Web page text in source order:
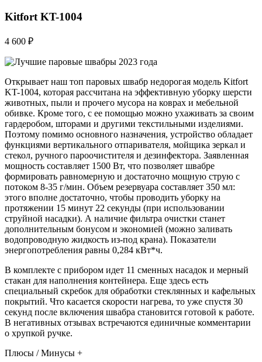
Kitfort KT-1004
4 600 ₽
Открывает наш топ паровых швабр недорогая модель Kitfort
KT-1004, которая рассчитана на эффективную уборку шерсти
животных, пыли и прочего мусора на коврах и мебельной
обивке. Кроме того, с ее помощью можно ухаживать за своим
гардеробом, шторами и другими текстильными изделиями.
Поэтому помимо основного назначения, устройство обладает
функциями вертикального отпаривателя, мойщика зеркал и
стекол, ручного пароочистителя и дезинфектора. Заявленная
мощность составляет 1500 Вт, что позволяет швабре
формировать равномерную и достаточно мощную струю с
потоком 8-35 г/мин. Объем резервуара составляет 350 мл:
этого вполне достаточно, чтобы проводить уборку на
протяжении 15 минут 22 секунды (при использовании
струйной насадки). А наличие фильтра очистки станет
дополнительным бонусом и экономией (можно заливать
водопроводную жидкость из-под крана). Показатели
энергопотребления равны 0,284 кВт*ч.
В комплекте с прибором идет 11 сменных насадок и мерный
стакан для наполнения контейнера. Еще здесь есть
специальный скребок для обработки стеклянных и кафельных
покрытий. Что касается скорости нагрева, то уже спустя 30
секунд после включения швабра становится готовой к работе.
В негативных отзывах встречаются единичные комментарии
о хрупкой ручке.
Плюсы / Минусы +